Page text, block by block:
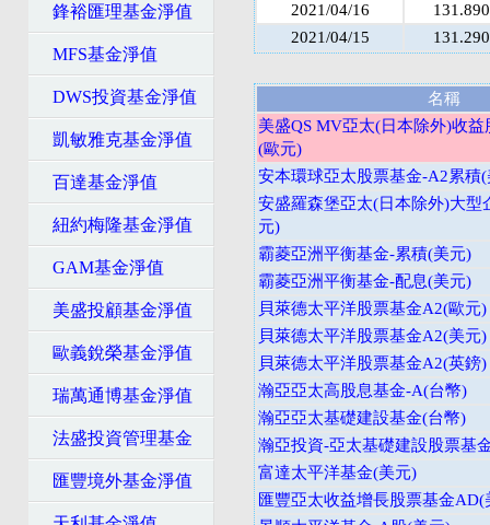
鋒裕匯理基金淨值
MFS基金淨值
DWS投資基金淨值
凱敏雅克基金淨值
百達基金淨值
紐約梅隆基金淨值
GAM基金淨值
美盛投顧基金淨值
歐義銳榮基金淨值
瑞萬通博基金淨值
法盛投資管理基金
匯豐境外基金淨值
2021/04/16
2021/04/15
名稱
美盛QS MV亞太(日本除外)收
(歐元)
安本環球亞太股票基金-A2累積(
安盛羅森堡亞太(日本除外)大型
元)
霸菱亞洲平衡基金-累積(美元)
霸菱亞洲平衡基金-配息(美元)
貝萊德太平洋股票基金A2(歐元)
貝萊德太平洋股票基金A2(美元)
貝萊德太平洋股票基金A2(英鎊)
瀚亞亞太高股息基金-A(台幣)
瀚亞亞太基礎建設基金(台幣)
瀚亞投資-亞太基礎建設股票基
富達太平洋基金(美元)
匯豐亞太收益增長股票基金AD(